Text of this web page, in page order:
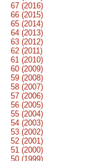
67 (2016)
66 (2015)
65 (2014)
64 (2013)
63 (2012)
62 (2011)
61 (2010)
60 (2009)
59 (2008)
58 (2007)
57 (2006)
56 (2005)
55 (2004)
54 (2003)
53 (2002)
52 (2001)
51 (2000)
50 (1999)